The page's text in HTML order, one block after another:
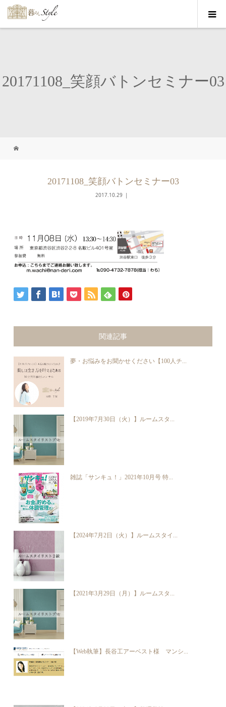
20171108_笑顔バトンセミナー03
20171108_笑顔バトンセミナー03
2017.10.29
関連記事
夢・お悩みをお聞かせください【100人チ...
【2019年7月30日（火）】ルームスタ...
雑誌「サンキュ！」2021年10月号 特...
【2024年7月2日（火）】ルームスタイ...
【2021年3月29日（月）】ルームスタ...
【Web執筆】長谷工アーベスト様 マンシ...